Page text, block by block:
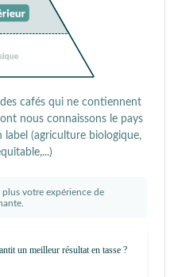
cafés qui ne contiennent
nous connaissons le pays
(agriculture biologique,
plus votre expérience de
un meilleur résultat en tasse ?